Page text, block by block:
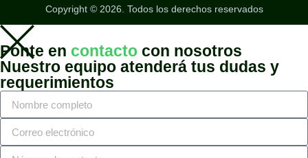
Copyright © 2026. Todos los derechos reservados
Ponte en contacto con nosotros
Nuestro equipo atenderá tus dudas y
requerimientos